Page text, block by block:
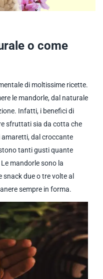
o come
di moltissime ricette.
le mandorle, dal naturale
Infatti, i benefici di
sfruttati sia da cotta che
dal croccante
tanti gusti quante
mandorle sono la
due o tre volte al
sempre in forma.